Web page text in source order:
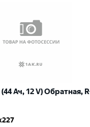
Ач, 12 V) Обратная,